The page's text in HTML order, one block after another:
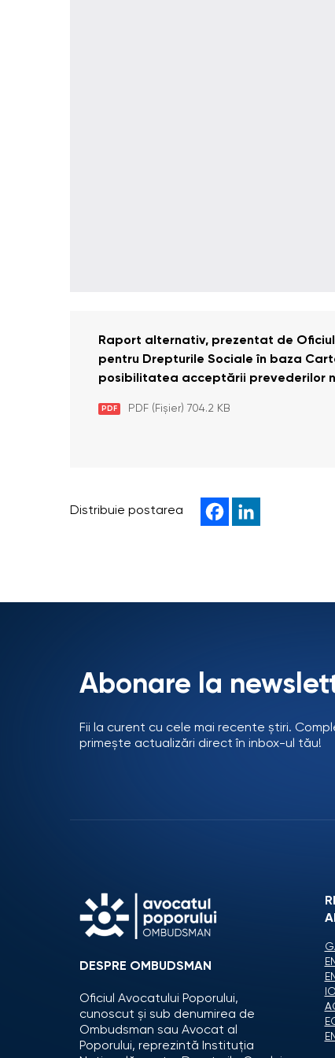
Raport alternativ, prezentat de
pentru Drepturile Sociale în baza
posibilitatea acceptării prevederilor
PDF PDF (Fișier) 704.2 KB
Distribuie postarea
Abonare la
Fii la curent cu cele mai recente știri.
primește actualizări direct în inbox-ul tău!
DESPRE OMBUDSMAN
Oficiul Avocatului Poporului,
cunoscut și sub denumirea de
Ombudsman sau Avocat al
Poporului, reprezintă Instituția
IOI